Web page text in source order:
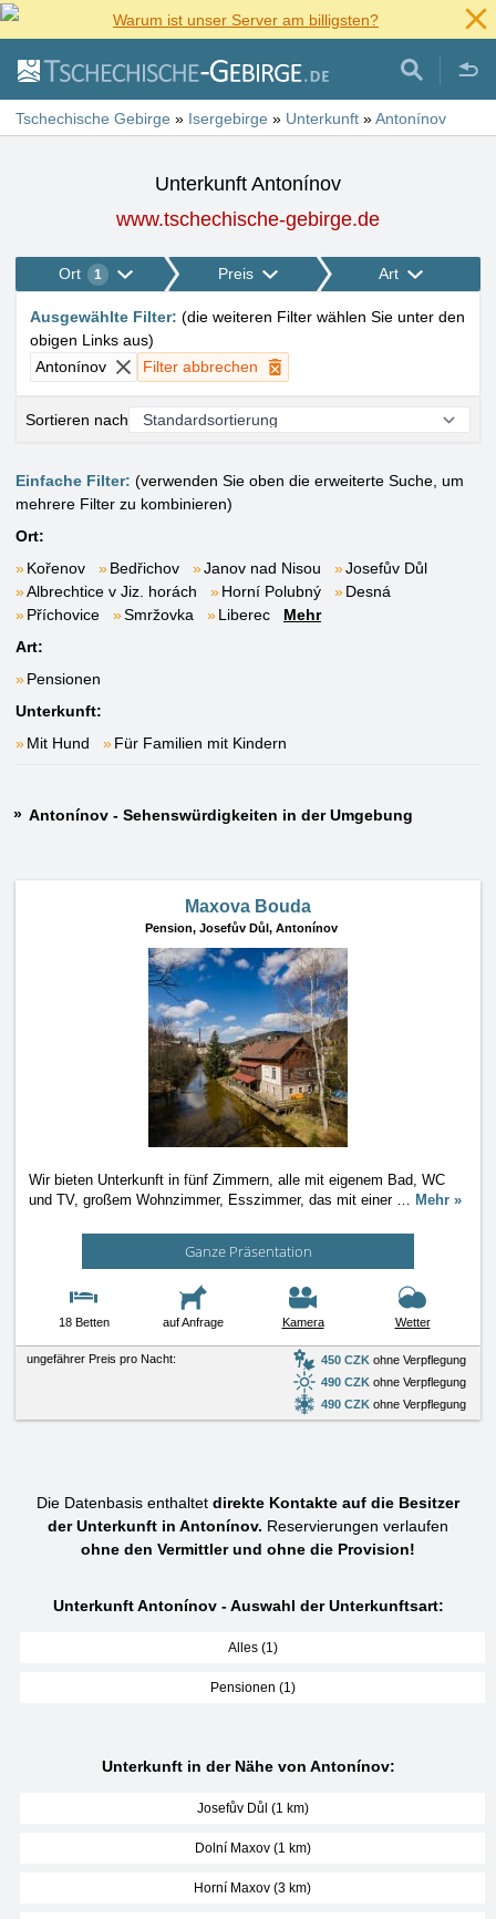
Warum ist unser Server am billigsten?
Tschechische Gebirge » Isergebirge » Unterkunft »Antonínov
Unterkunft Antonínov
www.tschechische-gebirge.de
Ort 1 Preis Art
Ausgewählte Filter: (die weiteren Filter wählen Sie unter den
obigen Links aus)
Antonínov
Filter abbrechen
Sortieren nach
Einfache Filter: (verwenden Sie oben die erweiterte Suche, um
mehrere Filter zu kombinieren)
Ort:
Kořenov
Bedřichov Janov nad Nisou
Josefův Důl
Albrechtice v Jiz. horách
Horní Polubný
Desná
Příchovice
Smržovka Liberec
Mehr
Art:
Pensionen
Unterkunft:
Mit Hund
Für Familien mit Kindern
Antonínov - Sehenswürdigkeiten in der Umgebung
Maxova Bouda
Pension, Josefův Důl, Antonínov
Wir bieten Unterkunft in fünf Zimmern, alle mit eigenem Bad, WC
und TV, großem Wohnzimmer, Esszimmer, das mit einer … Mehr »
Ganze Präsentation
18 Betten auf Anfrage Kamera Wetter
ungefährer Preis pro Nacht: 450 CZK ohne Verpflegung
490 CZK ohne Verpflegung
490 CZK ohne Verpflegung
Die Datenbasis enthaltet direkte Kontakte auf die Besitzer
der Unterkunft in Antonínov. Reservierungen verlaufen
ohne den Vermittler und ohne die Provision!
Unterkunft Antonínov - Auswahl der Unterkunftsart:
Alles (1)
Pensionen (1)
Unterkunft in der Nähe von Antonínov:
Josefův Důl (1 km)
Dolní Maxov (1 km)
Horní Maxov (3 km)